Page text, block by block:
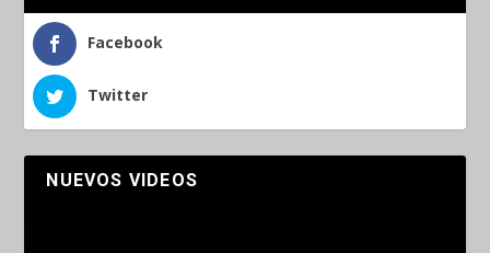
Facebook
Twitter
NUEVOS VIDEOS